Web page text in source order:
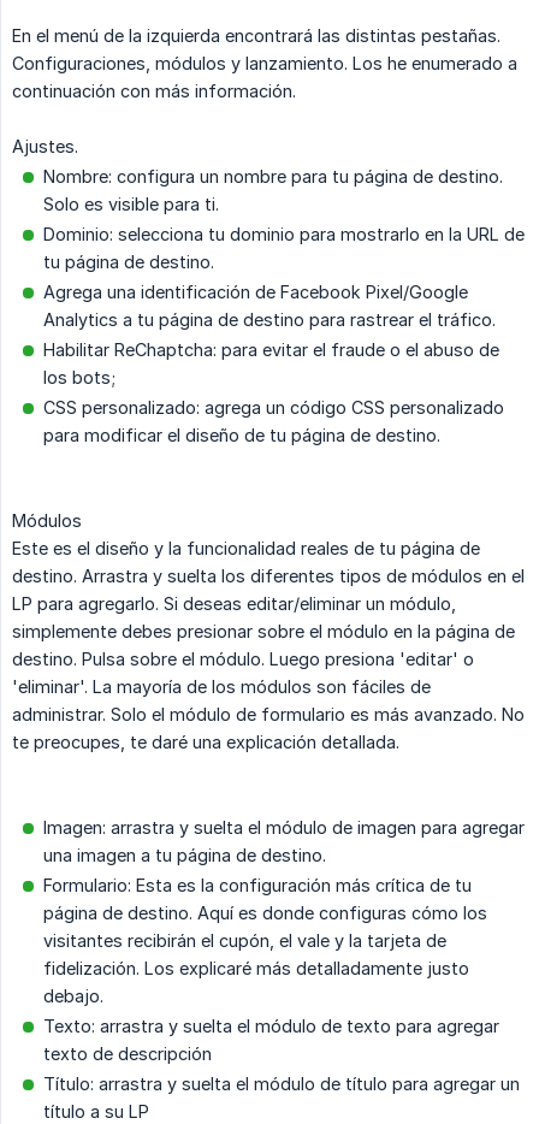
En el menú de la izquierda encontrará las distintas pestañas.
Configuraciones, módulos y lanzamiento. Los he enumerado a
continuación con más información.
Ajustes.
Nombre: configura un nombre para tu página de destino.
Solo es visible para ti.
Dominio: selecciona tu dominio para mostrarlo en la URL de
tu página de destino.
Agrega una identificación de Facebook Pixel/Google
Analytics a tu página de destino para rastrear el tráfico.
Habilitar ReChaptcha: para evitar el fraude o el abuso de
los bots;
CSS personalizado: agrega un código CSS personalizado
para modificar el diseño de tu página de destino.
Módulos
Este es el diseño y la funcionalidad reales de tu página de
destino. Arrastra y suelta los diferentes tipos de módulos en el
LP para agregarlo. Si deseas editar/eliminar un módulo,
simplemente debes presionar sobre el módulo en la página de
destino. Pulsa sobre el módulo. Luego presiona 'editar' o
'eliminar'. La mayoría de los módulos son fáciles de
administrar. Solo el módulo de formulario es más avanzado. No
te preocupes, te daré una explicación detallada.
Imagen: arrastra y suelta el módulo de imagen para agregar
una imagen a tu página de destino.
Formulario: Esta es la configuración más crítica de tu
página de destino. Aquí es donde configuras cómo los
visitantes recibirán el cupón, el vale y la tarjeta de
fidelización. Los explicaré más detalladamente justo
debajo.
Texto: arrastra y suelta el módulo de texto para agregar
texto de descripción
Título: arrastra y suelta el módulo de título para agregar un
título a su LP